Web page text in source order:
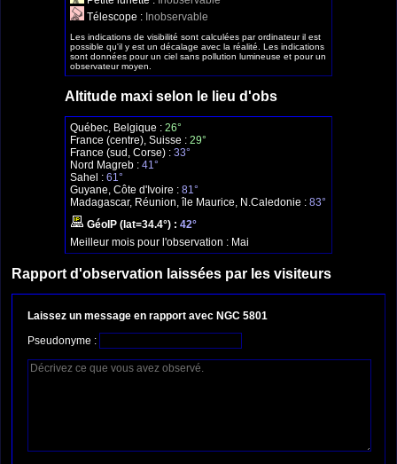
Télescope : Inobservable
Les indications de visibilité sont calculées par ordinateur il est
possible qu'il y est un décalage avec la réalité. Les indications
sont données pour un ciel sans pollution lumineuse et pour un
observateur moyen.
Altitude maxi selon le lieu d'obs
Québec, Belgique : 26°
France (centre), Suisse : 29°
France (sud, Corse) : 33°
Nord Magreb : 41°
Sahel : 61°
Guyane, Côte d'Ivoire : 81°
Madagascar, Réunion, île Maurice, N.Caledonie : 83°
GéoIP (lat=34.4°) : 42°
Meilleur mois pour l'observation : Mai
Rapport d'observation laissées par les visiteurs
Laissez un message en rapport avec NGC 5801
Pseudonyme :